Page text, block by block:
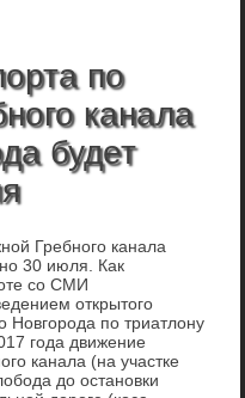
по
канала
будет
Гребного канала
30 июля. Как
со СМИ
открытого
Новгорода по триатлону
года движение
канала (на участке
до остановки